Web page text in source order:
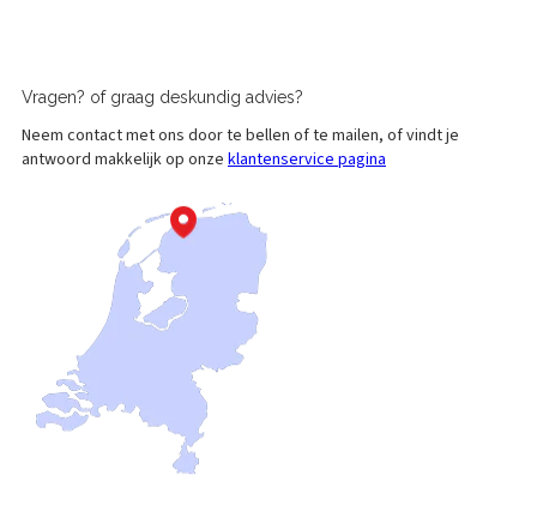
Vragen? of graag deskundig advies?
Neem contact met ons door te bellen of te mailen, of vindt je
antwoord makkelijk op onze klantenservice pagina